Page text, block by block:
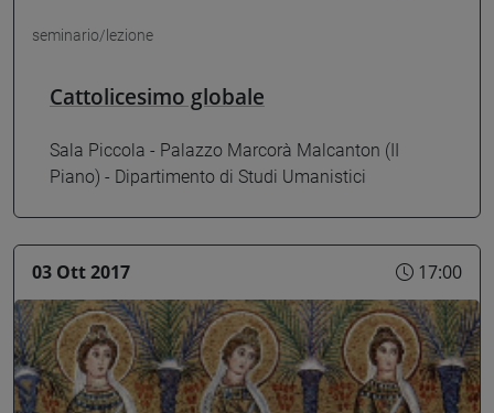
seminario/lezione
Cattolicesimo globale
Sala Piccola - Palazzo Marcorà Malcanton (II
Piano) - Dipartimento di Studi Umanistici
03 Ott 2017 17:00